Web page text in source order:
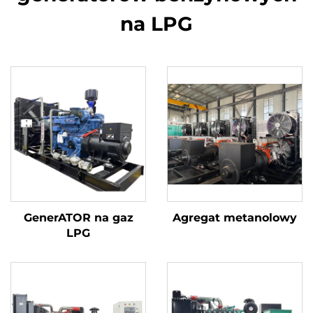
na LPG
GenerATOR na gaz
LPG
Agregat metanolowy